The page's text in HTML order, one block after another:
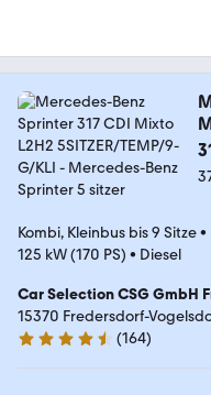
Kombi, Kleinbus bis 9 Sitze•
125 kW (170 PS) • Diesel
Car Selection CSG GmbH
15370 Fredersdorf-
4.6 Sterne
(164)